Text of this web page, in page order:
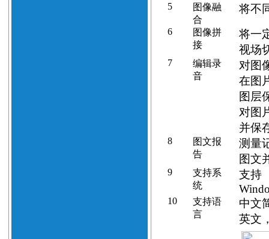
5
图像融
合
将不
6
图像拼
接
将一
视场
7
编辑录
音
对图
在图
图层
对图
并保
8
图文报
告
测量
图文
9
支持系
统
支持
10
支持语
言
中文
英文